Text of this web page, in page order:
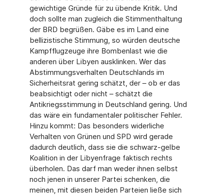
gewichtige Gründe für zu übende Kritik. Und
doch sollte man zugleich die Stimmenthaltung
der BRD begrüßen. Gäbe es im Land eine
bellizistische Stimmung, so würden deutsche
Kampfflugzeuge ihre Bombenlast wie die
anderen über Libyen ausklinken. Wer das
Abstimmungsverhalten Deutschlands im
Sicherheitsrat gering schätzt, der – ob er das
beabsichtigt oder nicht – schätzt die
Antikriegsstimmung in Deutschland gering. Und
das wäre ein fundamentaler politischer Fehler.
Hinzu kommt: Das besonders widerliche
Verhalten von Grünen und SPD wird gerade
dadurch deutlich, dass sie die schwarz-gelbe
Koalition in der Libyenfrage faktisch rechts
überholen. Das darf man weder ihnen selbst
noch jenen in unserer Partei schenken, die
meinen, mit diesen beiden Parteien ließe sich